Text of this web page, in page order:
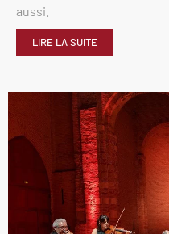
aussi.
LIRE LA SUITE